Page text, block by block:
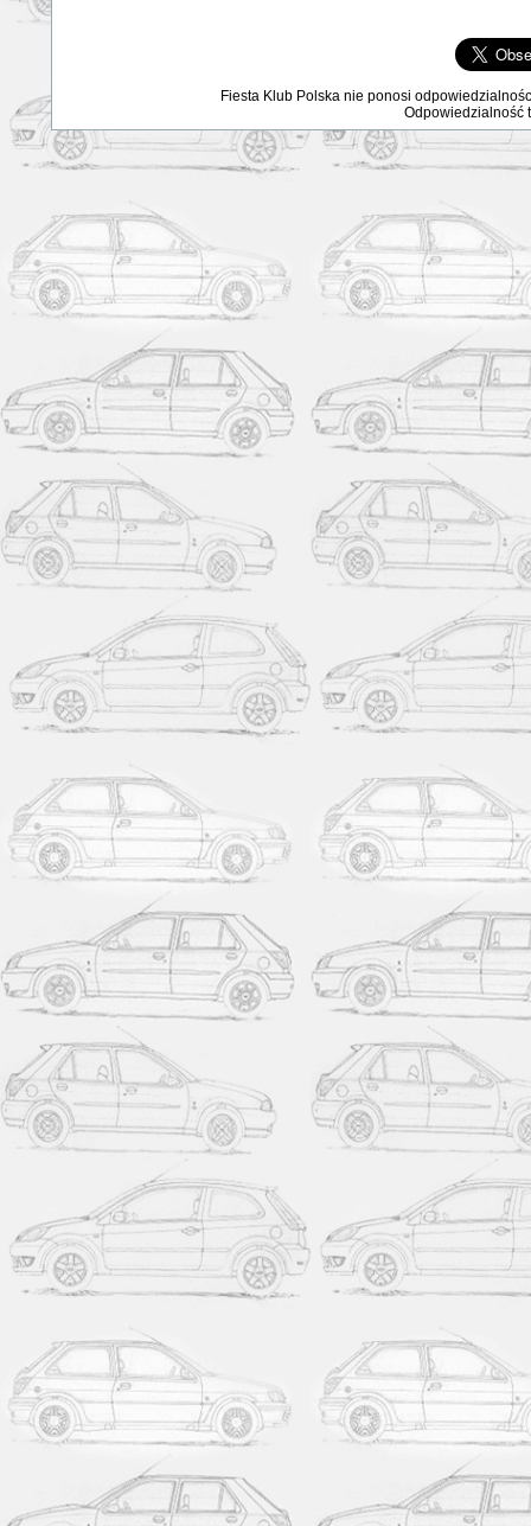
Fiesta Klub Polska nie ponosi
Odpowiedzialność